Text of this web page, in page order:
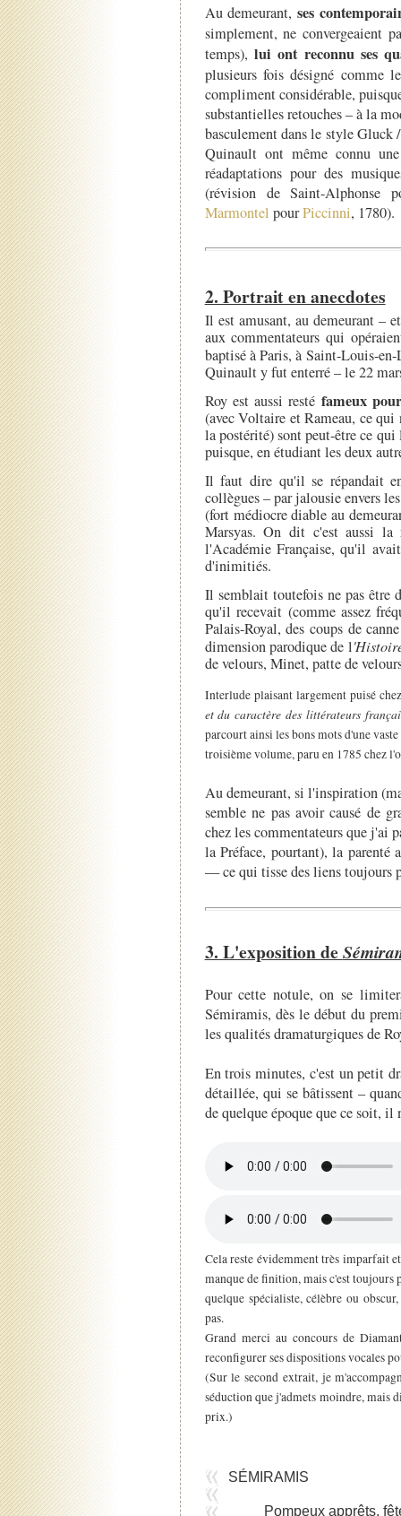
Au demeurant, ses
simplement, ne convergeaient
temps), lui ont reconnu ses
plusieurs fois désigné comme
compliment considérable,
substantielles retouches – à la
basculement dans le style
Quinault ont même connu
réadaptations pour des
(révision de Saint-
Marmontel pourPiccinni, 1780).
2. Portrait en anecdotes
Il est amusant, au demeurant –
aux commentateurs qui
baptisé à Paris, à Saint-Louis-
Quinault y fut enterré – le 22
Roy est aussi resté fameux
(avec Voltaire et Rameau, ce
la postérité) sont peut-être ce
puisque, en étudiant les deux
Il faut dire qu'il se répandait
collègues – par jalousie envers
(fort médiocre diable au
Marsyas. On dit c'est aussi
l'Académie Française, qu'il
d'inimitiés.
Il semblait toutefois ne pas être
qu'il recevait (comme assez
Palais-Royal, des coups de
dimension parodique de l
de velours, Minet, patte de
Interlude plaisant largement puisé
et du caractère des littérateurs
parcourt ainsi les bons mots d'une
troisième volume, paru en 1785 chez
Au demeurant, si l'inspiration
semble ne pas avoir causé de
chez les commentateurs que j'ai
la Préface, pourtant), la parenté
— ce qui tisse des liens toujours
3. L'exposition de
Pour cette notule, on se
Sémiramis, dès le début du
les qualités dramaturgiques de
En trois minutes, c'est un petit
détaillée, qui se bâtissent –
de quelque époque que ce soit, il
Cela reste évidemment très imparfait
manque de finition, mais c'est
quelque spécialiste, célèbre ou
pas.
Grand merci au concours de
reconfigurer ses dispositions vocales
(Sur le second extrait, je
séduction que j'admets moindre, mais
prix.)
SÉMIRAMIS
Pompeux apprêts,